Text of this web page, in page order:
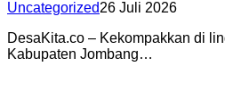
Uncategorized26 Juli 2026
DesaKita.co – Kekompakkan di
Kabupaten Jombang…